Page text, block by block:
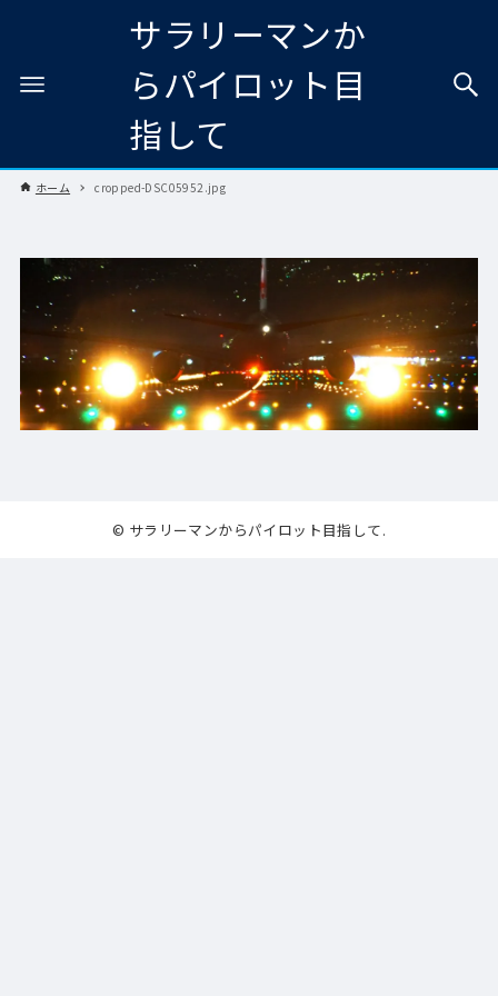
サラリーマンか
らパイロット目
指して
ホーム cropped-DSC05952.jpg
© サラリーマンからパイロット目指して.